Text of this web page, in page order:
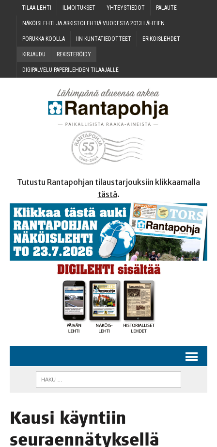
TILAA LEH­TI ILMOI­TUK­SET YHTEYS­TIE­DOT PALAU­TE
NÄKÖIS­LEH­TI JA ARKIS­TO­LEH­TIÄ VUO­DES­TA 2013 LÄHTIEN
PORUK­KA KOOLLA IIN KUN­TA­TIE­DOT­TEET ERI­KOIS­LEH­DET
KIR­JAU­DU REKIS­TE­RÖI­DY
DIGI­PAL­VE­LU PAPE­RI­LEH­DEN TILAAJALLE
Tutustu Rantapohjan tilaustarjouksiin klikkaamalla
tästä.
Kausi käyn­tiin
seuraennätyksellä